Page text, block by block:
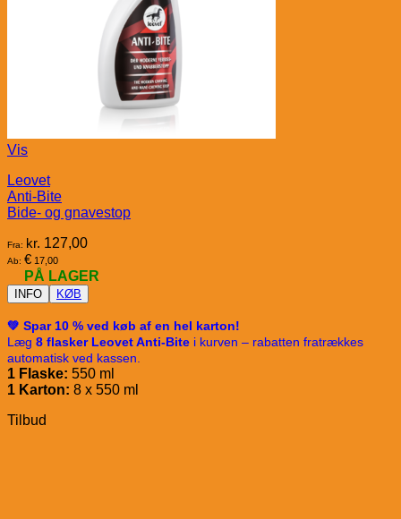
Vis
Leovet
Anti-Bite
Bide- og gnavestop
Fra: kr. 127,00
Ab: € 17,00
PÅ LAGER
INFO KØB
💚 Spar 10 % ved køb af en hel karton!
Læg 8 flasker Leovet Anti-Bite i kurven – rabatten fratrækkes
automatisk ved kassen.
1 Flaske: 550 ml
1 Karton: 8 x 550 ml
Tilbud